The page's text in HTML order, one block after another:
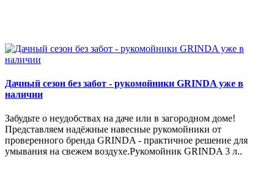
Дачный сезон без забот - рукомойники GRINDA уже в
наличии
Забудьте о неудобствах на даче или в загородном доме!
Представляем надёжные навесные рукомойники от
проверенного бренда GRINDA - практичное решение для
умывания на свежем воздухе.Рукомойник GRINDA 3 л..